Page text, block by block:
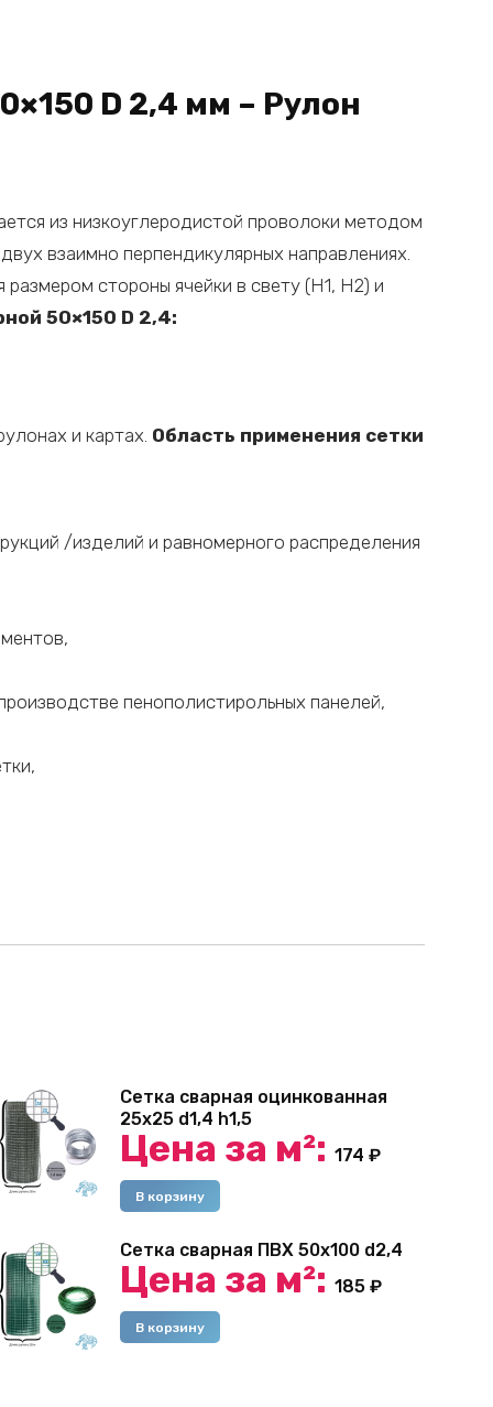
D 2,4 мм – Рулон
из низкоуглеродистой проволоки методом
взаимно перпендикулярных направлениях.
стороны ячейки в свету (H1, H2) и
50×150 D 2,4:
и картах. Область применения сетки
/изделий и равномерного распределения
пенополистирольных панелей,
Сетка сварная оцинкованная
25х25 d1,4 h1,5
Цена за м²: 174 ₽
В корзину
Сетка сварная ПВХ 50х100 d2,4
Цена за м²: 185 ₽
В корзину